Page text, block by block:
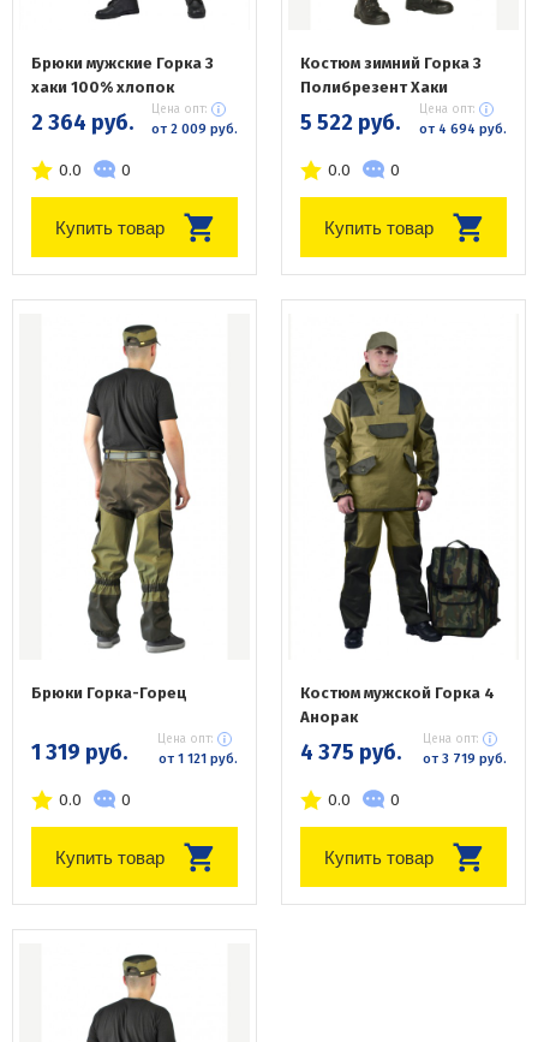
Брюки мужские Горка 3
хаки 100% хлопок
2 364 руб. Цена опт:
от 2 009 руб.
0.0 0
Купить товар
Костюм зимний Горка 3
Полибрезент Хаки
5 522 руб. Цена опт:
от 4 694 руб.
0.0 0
Купить товар
Брюки Горка-Горец
1 319 руб. Цена опт:
от 1 121 руб.
0.0 0
Купить товар
Костюм мужской Горка 4
Анорак
4 375 руб. Цена опт:
от 3 719 руб.
0.0 0
Купить товар